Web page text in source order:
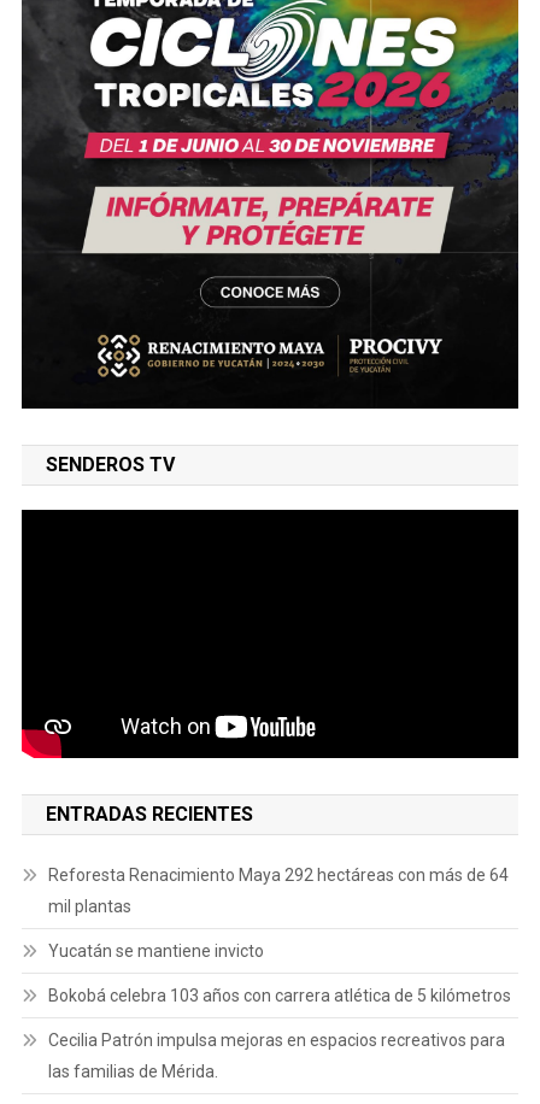
SENDEROS TV
ENTRADAS RECIENTES
Reforesta Renacimiento Maya 292 hectáreas con más de 64
mil plantas
Yucatán se mantiene invicto
Bokobá celebra 103 años con carrera atlética de 5 kilómetros
Cecilia Patrón impulsa mejoras en espacios recreativos para
las familias de Mérida.